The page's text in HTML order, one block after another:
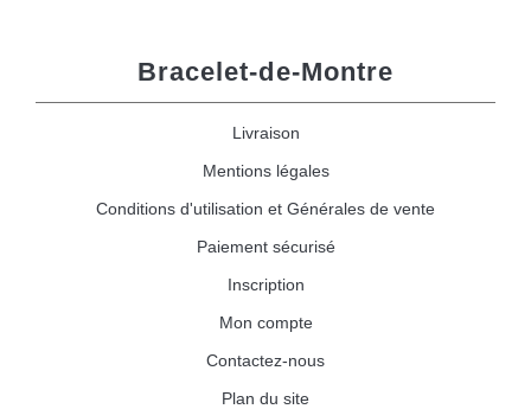
Bracelet-de-Montre
Livraison
Mentions légales
Conditions d'utilisation et Générales de vente
Paiement sécurisé
Inscription
Mon compte
Contactez-nous
Plan du site